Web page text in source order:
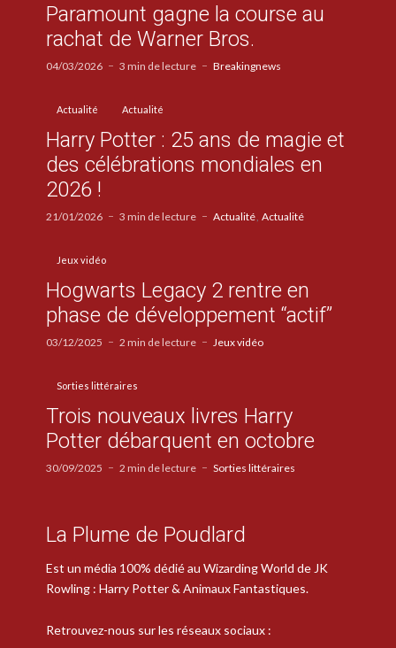
Paramount gagne la course au
rachat de Warner Bros.
04/03/2026 3 min de lecture Breakingnews
Actualité Actualité
Harry Potter : 25 ans de magie et
des célébrations mondiales en
2026 !
21/01/2026 3 min de lecture Actualité Actualité
Jeux vidéo
Hogwarts Legacy 2 rentre en
phase de développement “actif”
03/12/2025 2 min de lecture Jeux vidéo
Sorties littéraires
Trois nouveaux livres Harry
Potter débarquent en octobre
30/09/2025 2 min de lecture Sorties littéraires
La Plume de Poudlard
Est un média 100% dédié au Wizarding World de JK
Rowling : Harry Potter & Animaux Fantastiques.
Retrouvez-nous sur les réseaux sociaux :